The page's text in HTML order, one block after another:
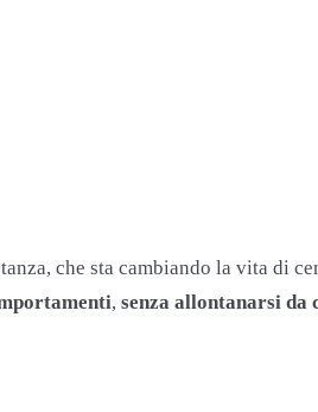
che sta cambiando la vita di
, senza allontanarsi da